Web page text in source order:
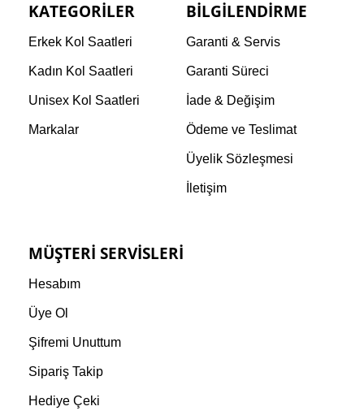
KATEGORILER
Erkek Kol Saatleri
Kadın Kol Saatleri
Unisex Kol Saatleri
Markalar
BILGILENDIRME
Garanti & Servis
Garanti Süreci
İade & Değişim
Ödeme ve Teslimat
Üyelik Sözleşmesi
İletişim
MÜŞTERI SERVISLERI
Hesabım
Üye Ol
Şifremi Unuttum
Sipariş Takip
Hediye Çeki